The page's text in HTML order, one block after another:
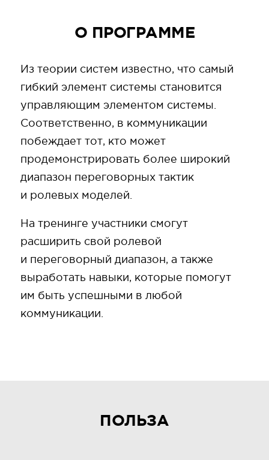
О ПРОГРАММЕ
Из теории систем известно, что самый
гибкий элемент системы становится
управляющим элементом системы.
Соответственно, в коммуникации
побеждает тот, кто может
продемонстрировать более широкий
диапазон переговорных тактик
и ролевых моделей.
На тренинге участники смогут
расширить свой ролевой
и переговорный диапазон, а также
выработать навыки, которые помогут
им быть успешными в любой
коммуникации.
ПОЛЬЗА